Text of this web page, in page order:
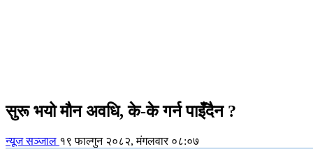
सुरू भयो मौन अवधि, के-के गर्न पाइँदैन ?
न्यूज सञ्जाल १९ फाल्गुन २०८२, मंगलवार ०८:०७